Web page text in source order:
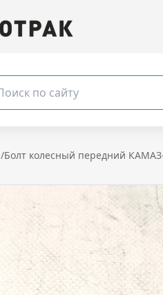
/Болт колесный передний